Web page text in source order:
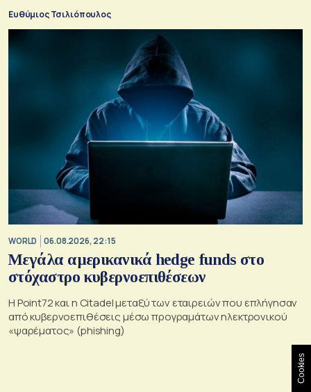
Ευθύμιος Τσιλιόπουλος
WORLD 06.08.2026, 22:15
Μεγάλα αμερικανικά hedge funds στο
στόχαστρο κυβερνοεπιθέσεων
Η Point72 και η Citadel μεταξύ των εταιρειών που επλήγησαν
από κυβερνοεπιθέσεις μέσω προγραμάτων ηλεκτρονικού
«ψαρέματος» (phishing)
Cookies